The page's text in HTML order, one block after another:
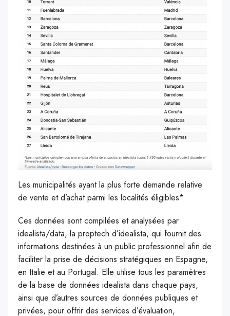
Les municipalités ayant la plus forte demande relative
de vente et d’achat parmi les localités éligibles*.
Ces données sont compilées et analysées par
idealista/data, la proptech d’idealista, qui fournit des
informations destinées à un public professionnel afin de
faciliter la prise de décisions stratégiques en Espagne,
en Italie et au Portugal. Elle utilise tous les paramètres
de la base de données idealista dans chaque pays,
ainsi que d’autres sources de données publiques et
privées, pour offrir des services d’évaluation,